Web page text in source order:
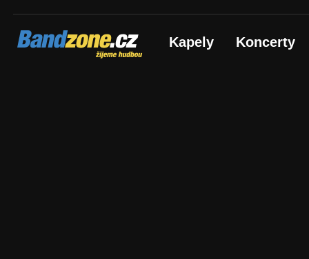
Bandzone.cz
žijeme hudbou Kapely Koncerty